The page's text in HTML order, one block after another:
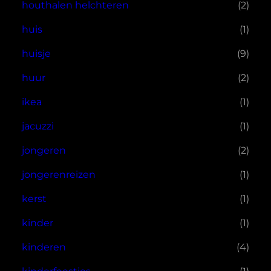
houthalen helchteren (2)
huis (1)
huisje (9)
huur (2)
ikea (1)
jacuzzi (1)
jongeren (2)
jongerenreizen (1)
kerst (1)
kinder (1)
kinderen (4)